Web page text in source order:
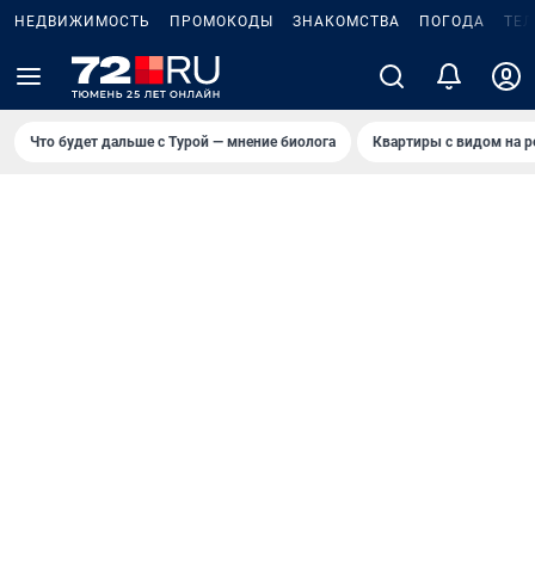
НЕДВИЖИМОСТЬ ПРОМОКОДЫ ЗНАКОМСТВА ПОГОДА
Что будет дальше с Турой — мнение биолога Квартиры с видом на